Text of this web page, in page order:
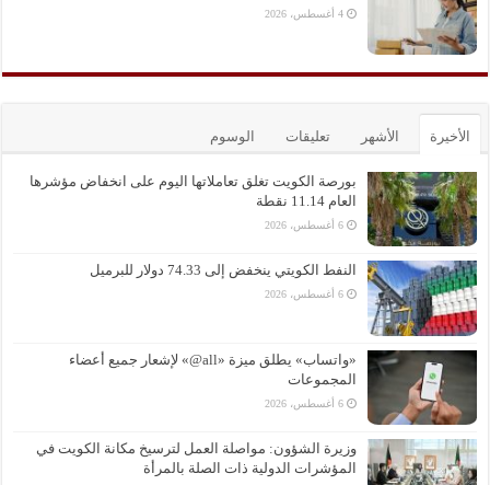
4 أغسطس، 2026
الأخيرة الأشهر تعليقات الوسوم
بورصة الكويت تغلق تعاملاتها اليوم على انخفاض مؤشرها
العام 11.14 نقطة
6 أغسطس، 2026
النفط الكويتي ينخفض إلى 74.33 دولار للبرميل
6 أغسطس، 2026
«واتساب» يطلق ميزة «all@» لإشعار جميع أعضاء
المجموعات
6 أغسطس، 2026
وزيرة الشؤون: مواصلة العمل لترسيخ مكانة الكويت في
المؤشرات الدولية ذات الصلة بالمرأة